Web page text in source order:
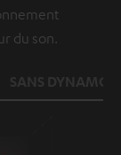
du son.